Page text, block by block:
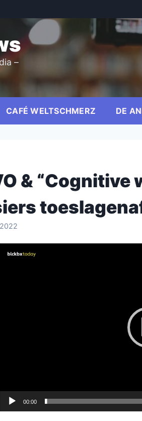
–
CAFÉ WELTSCHMERZ DE
& “Cognitive
00:00